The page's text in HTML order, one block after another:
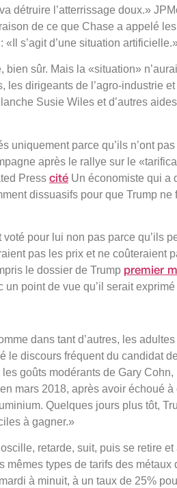
détruire l’atterrissage doux.»
de ce que Chase a appelé
s’agit d’une situation
bien sûr. Mais la «situation»
les dirigeants de l’agro-industrie
Susie Wiles et d’autres
uniquement parce qu’ils n’ont
après le rallye sur le
Press cité Un économiste qui a
dissuasifs pour que Trump
pour lui non pas parce qu’ils
pas les prix et ne coûteraient
le dossier de Trump premier
un point de vue qu’il serait
dans tant d’autres, les
le discours fréquent du candidat
goûts modérants de Gary
en mars 2018, après avoir échoué
Quelques jours plus tôt,
à gagner.»
oscille, retarde, suit, puis se retire
mêmes types de tarifs des
à minuit, à un taux de 25%